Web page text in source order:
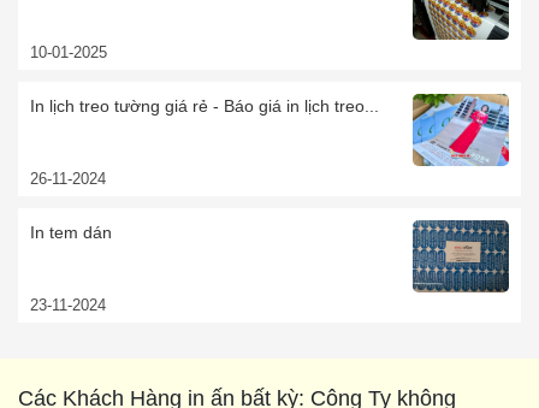
10-01-2025
In lịch treo tường giá rẻ - Báo giá in lịch treo...
26-11-2024
In tem dán
23-11-2024
Các Khách Hàng in ấn bất kỳ: Công Ty không